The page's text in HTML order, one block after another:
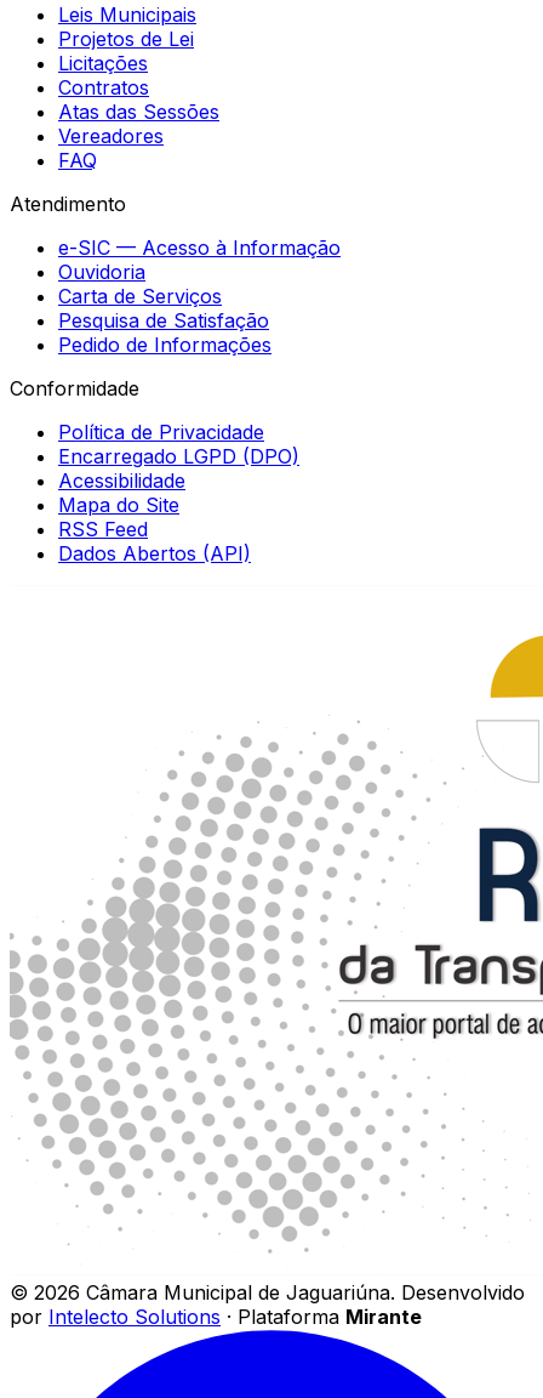
Leis Municipais
Projetos de Lei
Licitações
Contratos
Atas das Sessões
Vereadores
FAQ
Atendimento
e-SIC — Acesso à Informação
Ouvidoria
Carta de Serviços
Pesquisa de Satisfação
Pedido de Informações
Conformidade
Política de Privacidade
Encarregado LGPD (DPO)
Acessibilidade
Mapa do Site
RSS Feed
Dados Abertos (API)
© 2026 Câmara Municipal de Jaguariúna. Desenvolvido
por Intelecto Solutions · Plataforma Mirante